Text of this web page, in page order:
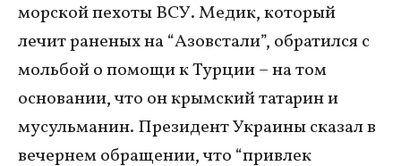
морской пехоты ВСУ. Медик, который
лечит раненых на “Азовстали”, обратился с
мольбой о помощи к Турции – на том
основании, что он крымский татарин и
мусульманин. Президент Украины сказал в
вечернем обращении, что “привлек